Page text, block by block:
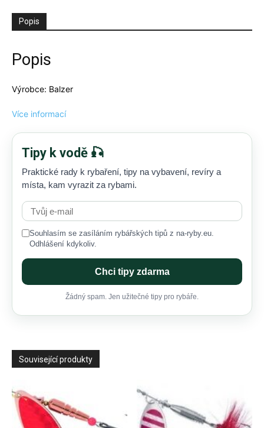
Popis
Popis
Výrobce: Balzer
Více informací
Tipy k vodě 🎣
Praktické rady k rybaření, tipy na vybavení, revíry a
místa, kam vyrazit za rybami.
Souhlasím se zasíláním rybářských tipů z na-ryby.eu.
Odhlášení kdykoliv.
Chci tipy zdarma
Žádný spam. Jen užitečné tipy pro rybáře.
Související produkty